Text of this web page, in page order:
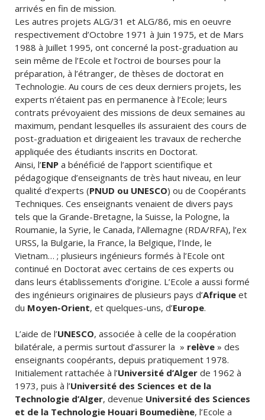
arrivés en fin de mission.
Les autres projets ALG/31 et ALG/86, mis en oeuvre
respectivement d’Octobre 1971 à Juin 1975, et de Mars
1988 à Juillet 1995, ont concerné la post-graduation au
sein même de l’Ecole et l’octroi de bourses pour la
préparation, à l’étranger, de thèses de doctorat en
Technologie. Au cours de ces deux derniers projets, les
experts n’étaient pas en permanence à l’Ecole; leurs
contrats prévoyaient des missions de deux semaines au
maximum, pendant lesquelles ils assuraient des cours de
post-graduation et dirigeaient les travaux de recherche
appliquée des étudiants inscrits en Doctorat.
Ainsi, l’ENP a bénéficié de l’apport scientifique et
pédagogique d’enseignants de très haut niveau, en leur
qualité d’experts (PNUD ou UNESCO) ou de Coopérants
Techniques. Ces enseignants venaient de divers pays
tels que la Grande-Bretagne, la Suisse, la Pologne, la
Roumanie, la Syrie, le Canada, l’Allemagne (RDA/RFA), l’ex
URSS, la Bulgarie, la France, la Belgique, l’Inde, le
Vietnam… ; plusieurs ingénieurs formés à l’Ecole ont
continué en Doctorat avec certains de ces experts ou
dans leurs établissements d’origine. L’Ecole a aussi formé
des ingénieurs originaires de plusieurs pays d’Afrique et
du Moyen-Orient, et quelques-uns, d’Europe.
L’aide de l’UNESCO, associée à celle de la coopération
bilatérale, a permis surtout d’assurer la » relève » des
enseignants coopérants, depuis pratiquement 1978.
Initialement rattachée à l’Université d’Alger de 1962 à
1973, puis à l’Université des Sciences et de la
Technologie d’Alger, devenue Université des Sciences
et de la Technologie Houari Boumediène, l’Ecole a